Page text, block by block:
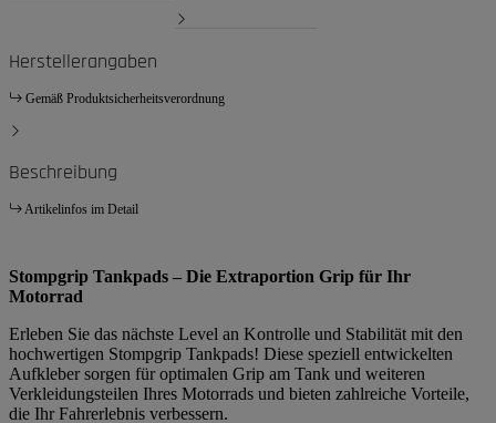
Herstellerangaben
Gemäß Produktsicherheitsverordnung
Beschreibung
Artikelinfos im Detail
Stompgrip Tankpads – Die Extraportion Grip für Ihr
Motorrad
Erleben Sie das nächste Level an Kontrolle und Stabilität mit den
hochwertigen Stompgrip Tankpads! Diese speziell entwickelten
Aufkleber sorgen für optimalen Grip am Tank und weiteren
Verkleidungsteilen Ihres Motorrads und bieten zahlreiche Vorteile,
die Ihr Fahrerlebnis verbessern.